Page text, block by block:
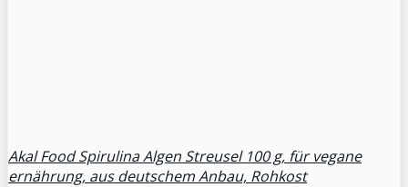
Akal Food Spirulina Algen Streusel 100 g, für vegane
ernährung, aus deutschem Anbau, Rohkost